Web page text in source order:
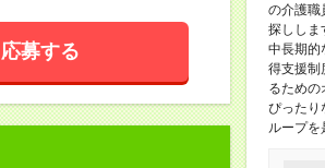
応募する
の介護職
探ししま
中長期的
得支援制
るための
ぴったり
ループを